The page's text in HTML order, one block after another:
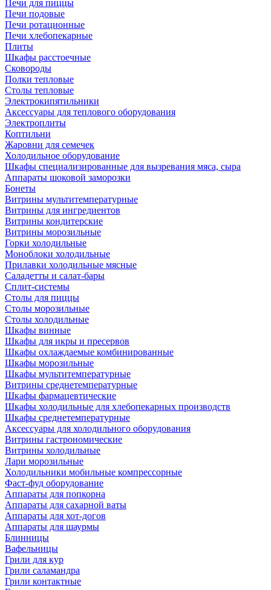
Печи для пиццы
Печи подовые
Печи ротационные
Печи хлебопекарные
Плиты
Шкафы расстоечные
Сковороды
Полки тепловые
Столы тепловые
Электрокипятильники
Аксессуары для теплового оборудования
Электроплиты
Коптильни
Жаровни для семечек
Холодильное оборудование
Шкафы специализированные для вызревания мяса, сыра
Аппараты шоковой заморозки
Бонеты
Витрины мультитемпературные
Витрины для ингредиентов
Витрины кондитерские
Витрины морозильные
Горки холодильные
Моноблоки холодильные
Прилавки холодильные мясные
Саладетты и салат-бары
Сплит-системы
Столы для пиццы
Столы морозильные
Столы холодильные
Шкафы винные
Шкафы для икры и пресервов
Шкафы охлаждаемые комбинированные
Шкафы морозильные
Шкафы мультитемпературные
Витрины среднетемпературные
Шкафы фармацевтические
Шкафы холодильные для хлебопекарных производств
Шкафы среднетемпературные
Аксессуары для холодильного оборудования
Витрины гастрономические
Витрины холодильные
Лари морозильные
Холодильники мобильные компрессорные
Фаст-фуд оборудование
Аппараты для попкорна
Аппараты для сахарной ваты
Аппараты для хот-догов
Аппараты для шаурмы
Блинницы
Вафельницы
Грили для кур
Грили саламандра
Грили контактные